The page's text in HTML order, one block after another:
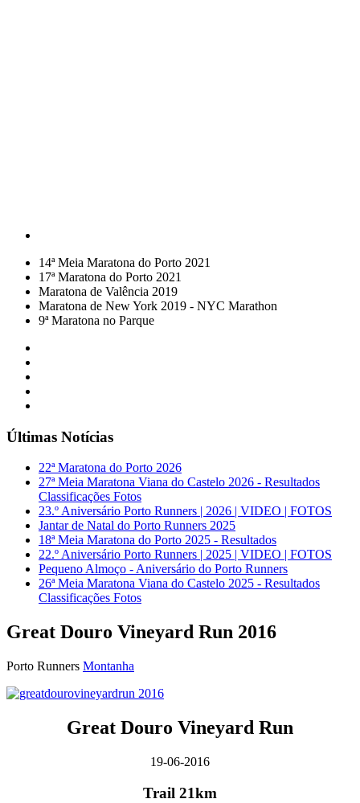
14ª Meia Maratona do Porto 2021
17ª Maratona do Porto 2021
Maratona de Valência 2019
Maratona de New York 2019 - NYC Marathon
9ª Maratona no Parque
Últimas Notícias
22ª Maratona do Porto 2026
27ª Meia Maratona Viana do Castelo 2026 - Resultados
Classificações Fotos
23.º Aniversário Porto Runners | 2026 | VIDEO | FOTOS
Jantar de Natal do Porto Runners 2025
18ª Meia Maratona do Porto 2025 - Resultados
22.º Aniversário Porto Runners | 2025 | VIDEO | FOTOS
Pequeno Almoço - Aniversário do Porto Runners
26ª Meia Maratona Viana do Castelo 2025 - Resultados
Classificações Fotos
Great Douro Vineyard Run 2016
Porto Runners Montanha
Great Douro Vineyard Run
19-06-2016
Trail 21km